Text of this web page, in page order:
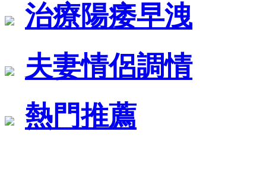
治療陽痿早洩
夫妻情侶調情
熱門推薦